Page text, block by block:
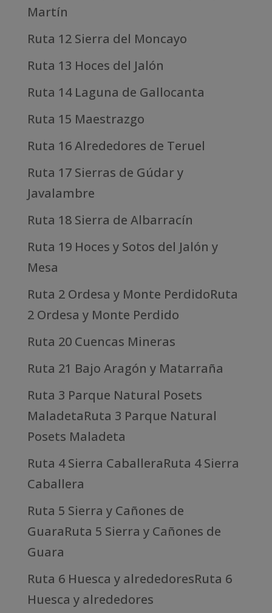
Martín
Ruta 12 Sierra del Moncayo
Ruta 13 Hoces del Jalón
Ruta 14 Laguna de Gallocanta
Ruta 15 Maestrazgo
Ruta 16 Alrededores de Teruel
Ruta 17 Sierras de Gúdar y
Javalambre
Ruta 18 Sierra de Albarracín
Ruta 19 Hoces y Sotos del Jalón y
Mesa
Ruta 2 Ordesa y Monte PerdidoRuta
2 Ordesa y Monte Perdido
Ruta 20 Cuencas Mineras
Ruta 21 Bajo Aragón y Matarraña
Ruta 3 Parque Natural Posets
MaladetaRuta 3 Parque Natural
Posets Maladeta
Ruta 4 Sierra CaballeraRuta 4 Sierra
Caballera
Ruta 5 Sierra y Cañones de
GuaraRuta 5 Sierra y Cañones de
Guara
Ruta 6 Huesca y alrededoresRuta 6
Huesca y alrededores